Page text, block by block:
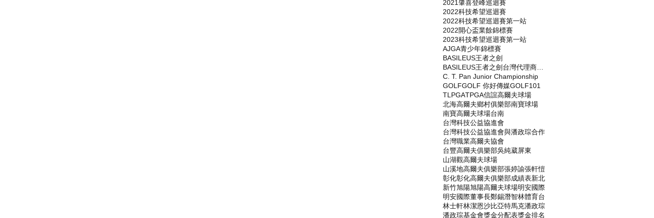
2021肇喜登峰巡迴賽
2022科技希望巡迴賽
2022科技希望巡迴賽第一站
2022開心盃業餘錦標賽
2023科技希望巡迴賽第一站
AJGA青少年錦標賽
BASILEUS王者之劍
BASILEUS王者之劍台灣代理商杰生高爾夫工坊
C. T. Pan Junior Championship
GOLFGOLF 你好傳媒GOLF101
TLPGATPGA信誼高爾夫球場
北海高爾夫鄉村俱樂部南寶球場
南寶高爾夫球場台南
台灣科技公益協進會
台灣科技公益協進會與潘政琮合作
台灣職業高爾夫協會
台豐高爾夫俱樂部吳純葳屏東
山湖觀高爾夫球場
山溪地高爾夫俱樂部張婷諭張軒愷
彰化彰化高爾夫俱樂部成績表新北
新竹旭陽旭陽高爾夫球場明安國際
明安國際董事長鄭錫潛智林體育台
林士軒林潔恩沙比亞特馬克潘政琮
潘政琮基金會獎金分配表獎金排名